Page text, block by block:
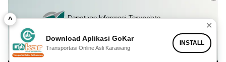
^
✕
Download Aplikasi GoKar
Transportasi Online Asli Karawang
INSTALL